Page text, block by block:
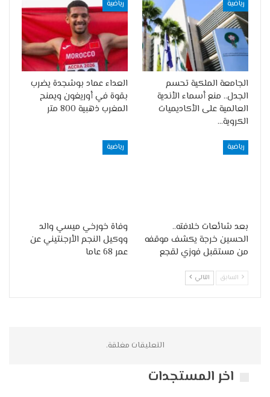
رياضية
الجامعة الملكية تحسم
الجدل.. منع أسماء الأندية
العالمية على الأكاديميات
الكروية…
رياضية
العداء عماد بوشجدة يضرب
بقوة في أوريغون ويمنح
المغرب ذهبية 800 متر
رياضية
بعد شائعات خلافته..
الحسين خرجة يكشف موقفه
من مستقبل فوزي لقجع
رياضية
وفاة خورخي ميسي والد
ووكيل النجم الأرجنتيني عن
عمر 68 عاما
السابق التالي
التعليقات مغلقة.
اخر المستجدات